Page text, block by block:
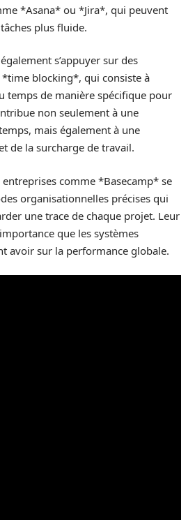
*Asana* ou *Jira*, qui peuvent
plus fluide.
s’appuyer sur des
blocking*, qui consiste à
temps de manière spécifique pour
non seulement à une
mais également à une
de la surcharge de travail.
entreprises comme *Basecamp* se
organisationnelles précises qui
une trace de chaque projet. Leur
que les systèmes
avoir sur la performance globale.